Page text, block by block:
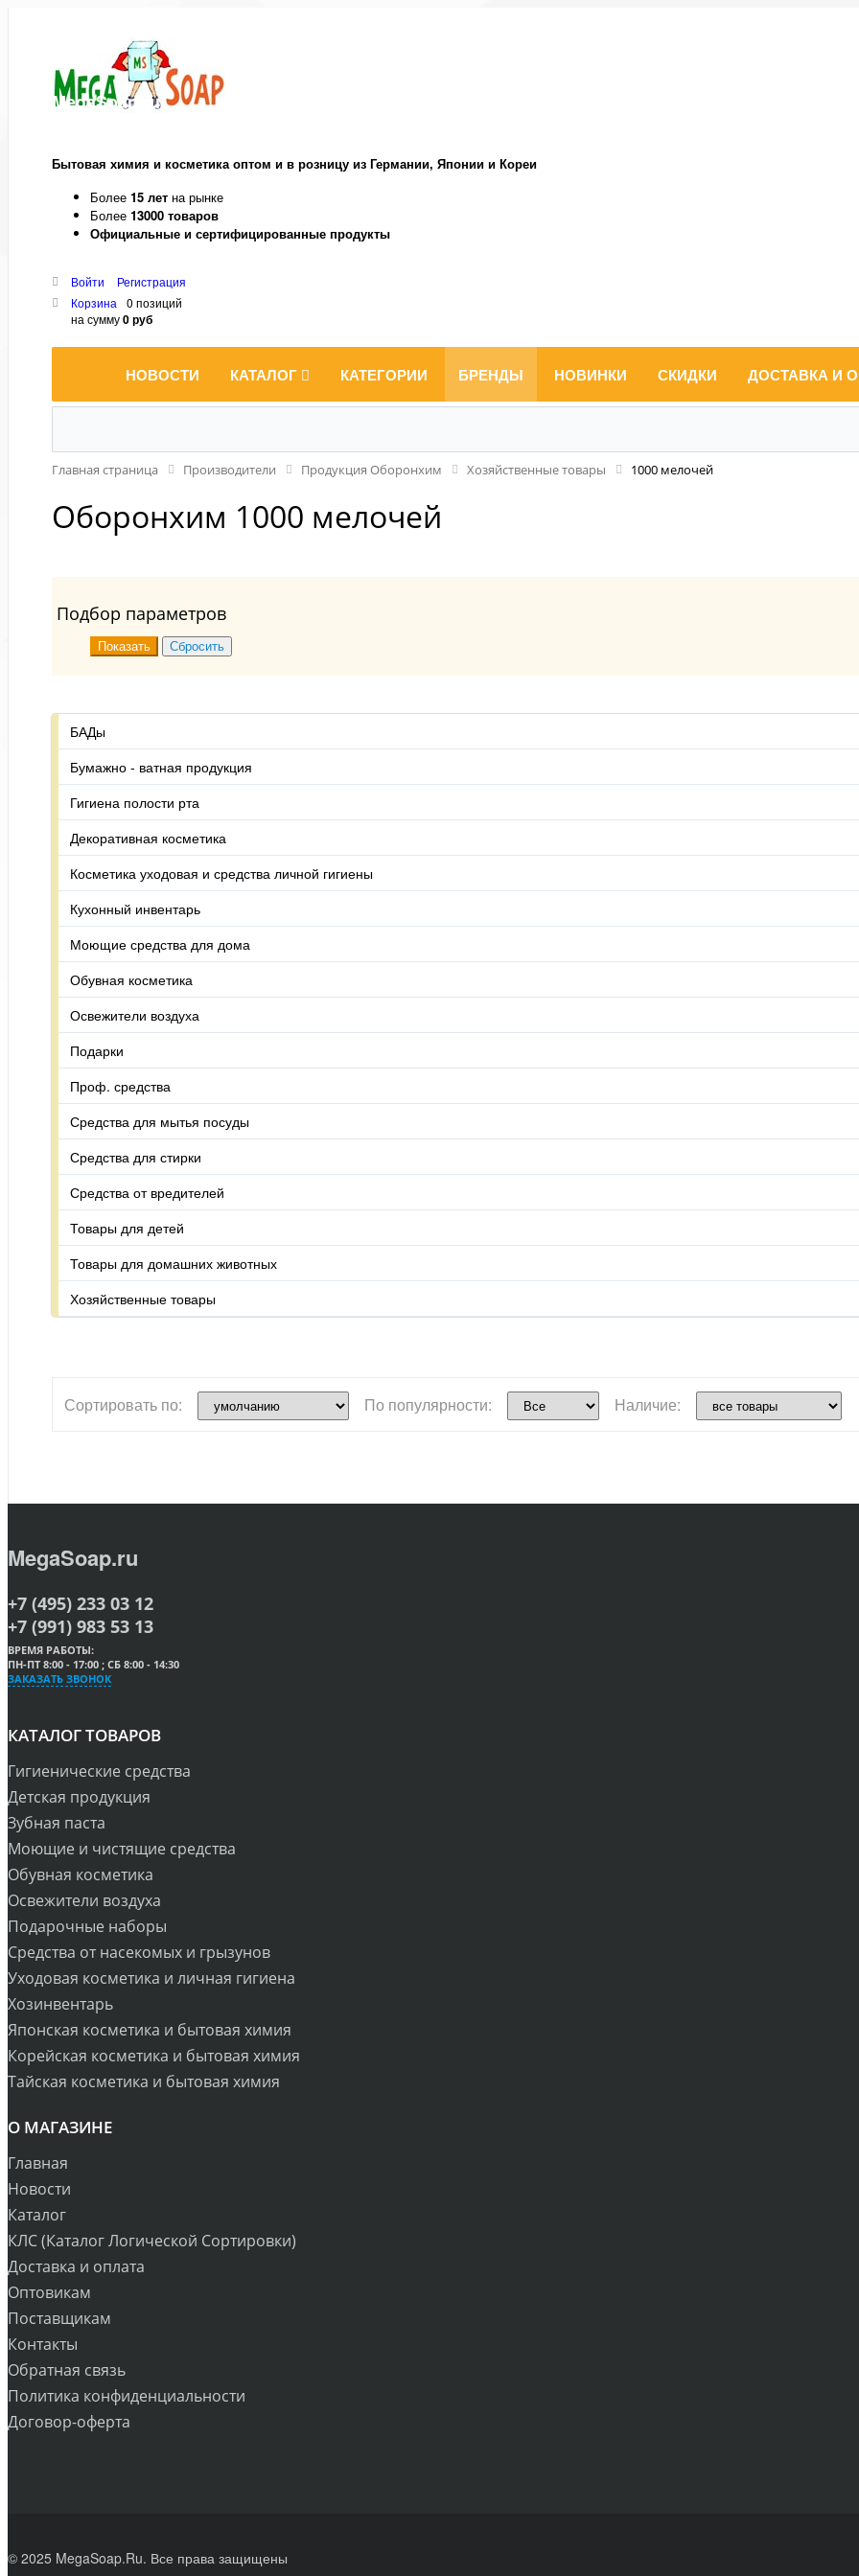
MegaSoap.ru
Бытовая химия и косметика оптом и в розницу из Германии, Японии и Кореи
Более 15 лет на рынке
Более 13000 товаров
Официальные и сертифицированные продукты
Войти
Регистрация
Корзина
0 позиций
на сумму0 руб
НОВОСТИ КАТАЛОГ КАТЕГОРИИ БРЕНДЫ НОВИНКИ СКИДКИ ДОСТАВКА И
Главная страница Производители Продукция Оборонхим Хозяйственные товары 1000 мелочей
Оборонхим 1000 мелочей
Подбор параметров
БАДы
Бумажно - ватная продукция
Гигиена полости рта
Декоративная косметика
Косметика уходовая и средства личной гигиены
Кухонный инвентарь
Моющие средства для дома
Обувная косметика
Освежители воздуха
Подарки
Проф. средства
Средства для мытья посуды
Средства для стирки
Средства от вредителей
Товары для детей
Товары для домашних животных
Хозяйственные товары
Сортировать по: По популярности: Наличие:
MegaSoap.ru
+7 (495) 233 03 12
+7 (991) 983 53 13
ВРЕМЯ РАБОТЫ:
ПН-ПТ 8:00 - 17:00 ; СБ 8:00 - 14:30
ЗАКАЗАТЬ ЗВОНОК
КАТАЛОГ ТОВАРОВ
Гигиенические средства
Детская продукция
Зубная паста
Моющие и чистящие средства
Обувная косметика
Освежители воздуха
Подарочные наборы
Средства от насекомых и грызунов
Уходовая косметика и личная гигиена
Хозинвентарь
Японская косметика и бытовая химия
Корейская косметика и бытовая химия
Тайская косметика и бытовая химия
О МАГАЗИНЕ
Главная
Новости
Каталог
КЛС (Каталог Логической Сортировки)
Доставка и оплата
Оптовикам
Поставщикам
Контакты
Обратная связь
Политика конфиденциальности
Договор-оферта
© 2025 MegaSoap.Ru. Все права защищены